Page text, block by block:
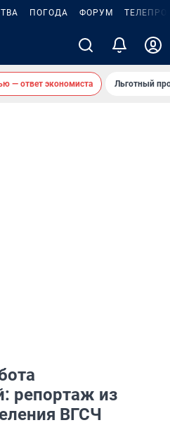
ПОГОДА ФОРУМ
— ответ экономиста Льготный
репортаж из
ВГСЧ